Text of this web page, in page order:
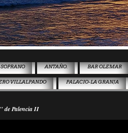
ANTAÑO. BAR OLEMAR
VILLALPANDO PALACIO-LA GRANJA
de Palencia II